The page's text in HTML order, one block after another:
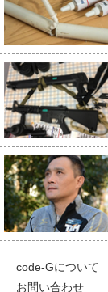
code-Gについて
お問い合わせ